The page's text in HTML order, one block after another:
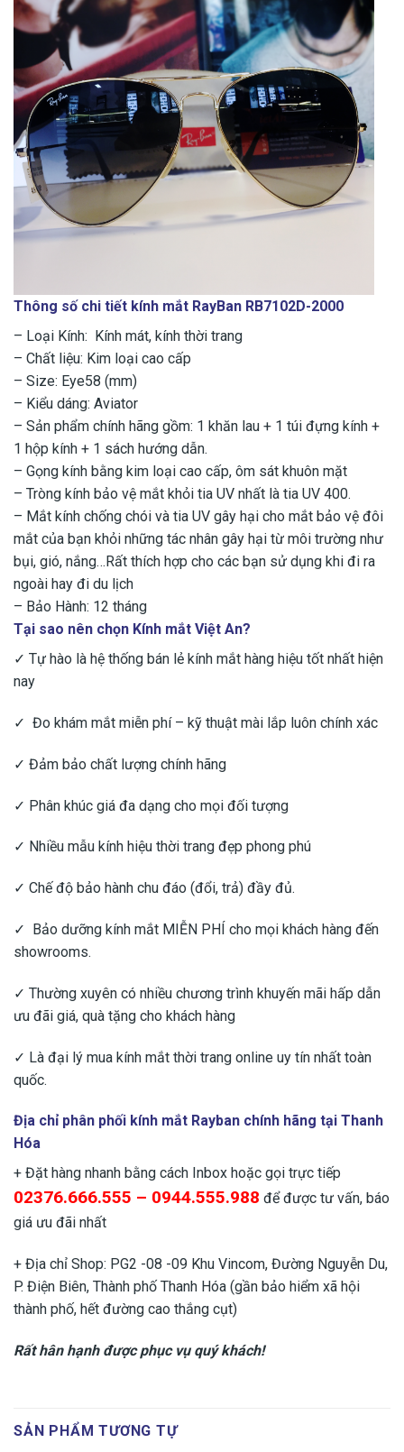
Thông số chi tiết kính mắt RayBan RB7102D-2000
– Loại Kính: Kính mát, kính thời trang
– Chất liệu: Kim loại cao cấp
– Size: Eye58 (mm)
– Kiểu dáng: Aviator
– Sản phẩm chính hãng gồm: 1 khăn lau + 1 túi đựng kính +
1 hộp kính + 1 sách hướng dẫn.
– Gọng kính bằng kim loại cao cấp, ôm sát khuôn mặt
– Tròng kính bảo vệ mắt khỏi tia UV nhất là tia UV 400.
– Mắt kính chống chói và tia UV gây hại cho mắt bảo vệ đôi
mắt của bạn khỏi những tác nhân gây hại từ môi trường như
bụi, gió, nắng…Rất thích hợp cho các bạn sử dụng khi đi ra
ngoài hay đi du lịch
– Bảo Hành: 12 tháng
Tại sao nên chọn Kính mắt Việt An?
✓ Tự hào là hệ thống bán lẻ kính mắt hàng hiệu tốt nhất hiện
nay
✓ Đo khám mắt miễn phí – kỹ thuật mài lắp luôn chính xác
✓ Đảm bảo chất lượng chính hãng
✓ Phân khúc giá đa dạng cho mọi đối tượng
✓ Nhiều mẫu kính hiệu thời trang đẹp phong phú
✓ Chế độ bảo hành chu đáo (đổi, trả) đầy đủ.
✓ Bảo dưỡng kính mắt MIỄN PHÍ cho mọi khách hàng đến
showrooms.
✓ Thường xuyên có nhiều chương trình khuyến mãi hấp dẫn
ưu đãi giá, quà tặng cho khách hàng
✓ Là đại lý mua kính mắt thời trang online uy tín nhất toàn
quốc.
Địa chỉ phân phối kính mắt Rayban chính hãng tại Thanh
Hóa
+ Đặt hàng nhanh bằng cách Inbox hoặc gọi trực tiếp
02376.666.555 – 0944.555.988 để được tư vấn, báo
giá ưu đãi nhất
+ Địa chỉ Shop: PG2 -08 -09 Khu Vincom, Đường Nguyễn Du,
P. Điện Biên, Thành phố Thanh Hóa (gần bảo hiểm xã hội
thành phố, hết đường cao thắng cụt)
Rất hân hạnh được phục vụ quý khách!
SẢN PHẨM TƯƠNG TỰ